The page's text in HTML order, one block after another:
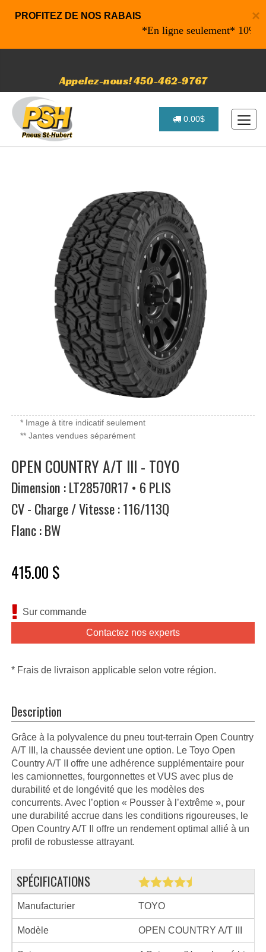
×
PROFITEZ DE NOS RABAIS
*En ligne seulement* 10% de
Appelez-nous! 450-462-9767
0.00$
* Image à titre indicatif seulement
** Jantes vendues séparément
OPEN COUNTRY A/T III - TOYO
Dimension : LT28570R17 • 6 PLIS
CV - Charge / Vitesse : 116/113Q
Flanc : BW
415.00 $
Sur commande
Contactez nos experts
* Frais de livraison applicable selon votre région.
Description
Grâce à la polyvalence du pneu tout-terrain Open Country
A/T III, la chaussée devient une option. Le Toyo Open
Country A/T II offre une adhérence supplémentaire pour
les camionnettes, fourgonnettes et VUS avec plus de
durabilité et de longévité que les modèles des
concurrents. Avec l’option « Pousser à l’extrême », pour
une durabilité accrue dans les conditions rigoureuses, le
Open Country A/T II offre un rendement optimal allié à un
profil de robustesse attrayant.
SPÉCIFICATIONS
Manufacturier TOYO
Modèle OPEN COUNTRY A/T III